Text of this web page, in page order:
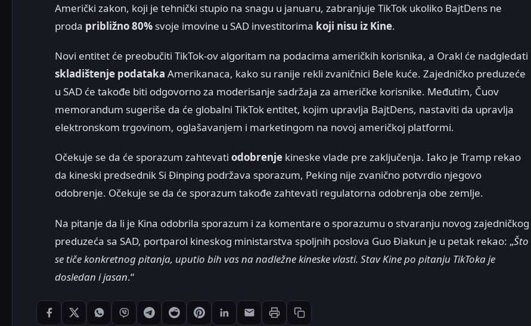
Američki zakon, koji je tehnički stupio na snagu u januaru, zabranjuje TikTok ukoliko BajtDens ne
proda približno 80% svoje imovine u SAD investitorima koji nisu iz Kine.
Novi entitet će preobučiti TikTok-ov algoritam na podacima američkih korisnika, a Orakl će nadgledati
skladištenje podataka Amerikanaca, kako su ranije rekli zvaničnici Bele kuće. Zajedničko preduzeće
u SAD će takođe biti odgovorno za moderisanje sadržaja za američke korisnike. Međutim, Čuov
memorandum sugeriše da će globalni TikTok entitet, kojim upravlja BajtDens, nastaviti da upravlja
elektronskom trgovinom, oglašavanjem i marketingom na novoj američkoj platformi.
Očekuje se da će sporazum zahtevati odobrenje kineske vlade pre zaključenja. Iako je Tramp rekao
da kineski predsednik Si Đinping podržava sporazum, Peking nije zvanično potvrdio njegovo
odobrenje. Očekuje se da će sporazum takođe zahtevati regulatorna odobrenja obe zemlje.
Na pitanje da li je Kina odobrila sporazum i za komentare o sporazumu o stvaranju novog zajedničkog
preduzeća sa SAD, portparol kineskog ministarstva spoljnih poslova Guo Điakun je u petak rekao: „Što
se tiče konkretnog pitanja, uputio bih vas na nadležne kineske vlasti. Stav Kine po pitanju TikToka je
dosledan i jasan.“
Podeli: Facebook
Podeli: XPodeli: WhatsApp
Podeli: Viber
Podeli: Telegram
Podeli: Reddit
Podeli: Pinterest
Podeli: LinkedIn
Podeli: Email
Štampaj članak
Kopiraj link